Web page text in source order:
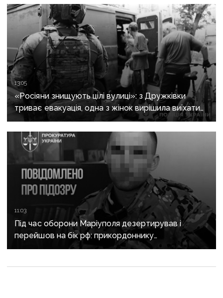
13:05
«Росіяни знищують цілі вулиці»: з Дружківки
триває евакуація, одна з жінок вирішила виїхати
після загибелі чоловіка
11:03
Під час оборони Маріуполя дезертирував і
перейшов на бік рф: прикордоннику
з «Азовсталі» повідомили про підозру